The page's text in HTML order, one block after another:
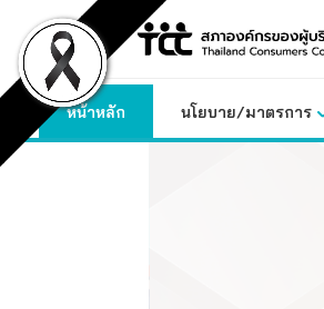
content
หน้าหลัก นโยบาย/มาตรการ